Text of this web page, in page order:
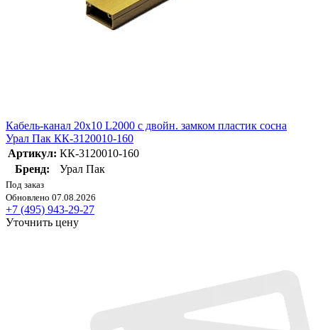
Кабель-канал 20х10 L2000 с двойн. замком пластик сосна
Урал Пак КК-3120010-160
Артикул: КК-3120010-160
Бренд:
Урал Пак
Под заказ
Обновлено 07.08.2026
+7 (495) 943-29-27
Уточнить цену